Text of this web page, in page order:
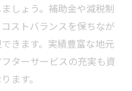
しょう。補助金や減税制
ストバランスを保ちなが
きます。実績豊富な地元
ターサービスの充実も資
ます。